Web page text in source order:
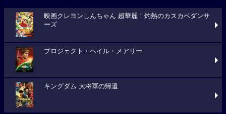
映画クレヨンしんちゃん 超華麗！灼熱のカスカベダンサ
ーズ
プロジェクト・ヘイル・メアリー
キングダム 大将軍の帰還